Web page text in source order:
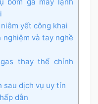
yết công khai
nghiệm và tay nghề
thay thế chính
sau dịch vụ uy tín
dẫn